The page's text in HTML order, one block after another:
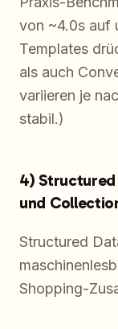
von ~4.0s auf
Templates
als auch
variieren je
stabil.)
4)
und
Structured
Shopping-